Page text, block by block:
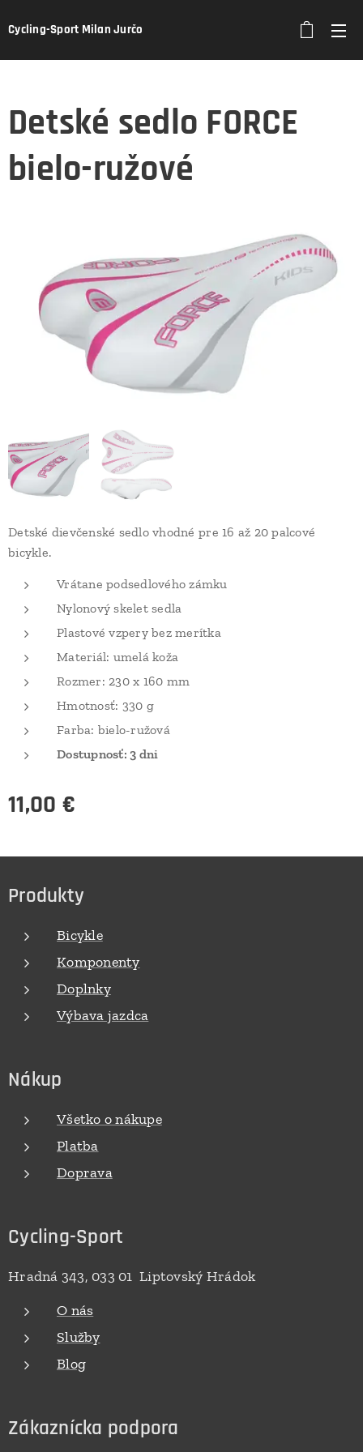
Cycling-Sport Milan Jurčo
Detské sedlo FORCE
bielo-ružové
Detské dievčenské sedlo vhodné pre 16 až 20 palcové
bicykle.
Vrátane podsedlového zámku
Nylonový skelet sedla
Plastové vzpery bez merítka
Materiál: umelá koža
Rozmer: 230 x 160 mm
Hmotnosť: 330 g
Farba: bielo-ružová
Dostupnosť: 3 dni
11,00 €
Produkty
Bicykle
Komponenty
Doplnky
Výbava jazdca
Nákup
Všetko o nákupe
Platba
Doprava
Cycling-Sport
Hradná 343, 033 01 Liptovský Hrádok
O nás
Služby
Blog
Zákaznícka podpora